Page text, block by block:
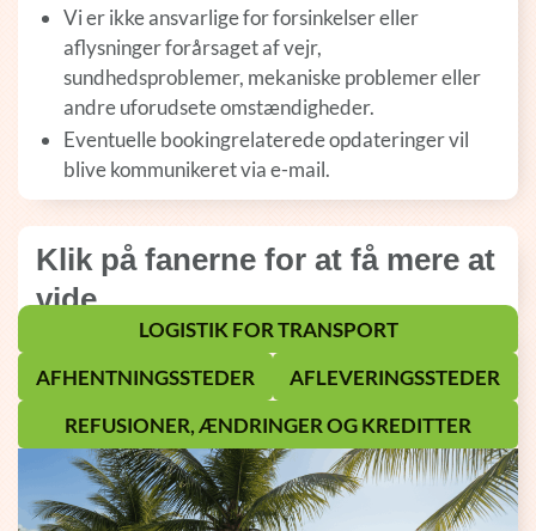
Vi er ikke ansvarlige for forsinkelser eller
aflysninger forårsaget af vejr,
sundhedsproblemer, mekaniske problemer eller
andre uforudsete omstændigheder.
Eventuelle bookingrelaterede opdateringer vil
blive kommunikeret via e-mail.
Klik på fanerne for at få mere at
vide
LOGISTIK FOR TRANSPORT
AFHENTNINGSSTEDER
AFLEVERINGSSTEDER
REFUSIONER, ÆNDRINGER OG KREDITTER